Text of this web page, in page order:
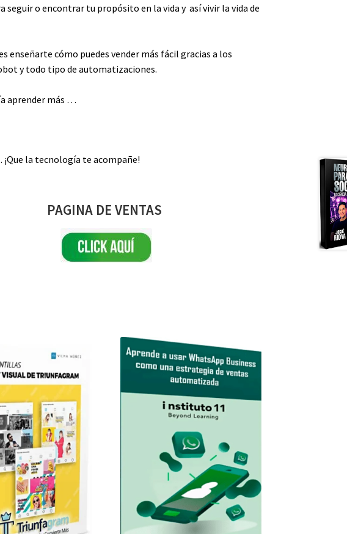
seguir o encontrar tu propósito en la vida y así vivir la vida de
enseñarte cómo puedes vender más fácil gracias a los
y todo tipo de automatizaciones.
aprender más …
¡Que la tecnología te acompañe!
PAGINA DE VENTAS